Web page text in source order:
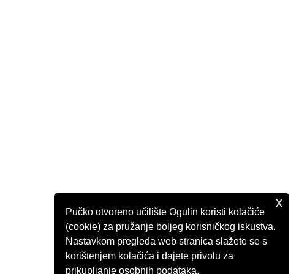
Pučko otvoreno učilište Ogulin koristi kolačiće
(cookie) za pružanje boljeg korisničkog iskustva.
Nastavkom pregleda web stranica slažete se s
korištenjem kolačića i dajete privolu za
prikupljanje osobnih podataka.
x